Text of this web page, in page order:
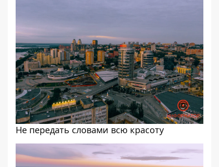
Не передать словами всю красоту